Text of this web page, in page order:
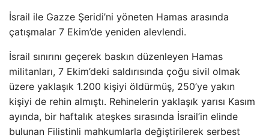
İsrail ile Gazze Şeridi’ni yöneten Hamas arasında
çatışmalar 7 Ekim’de yeniden alevlendi.
İsrail sınırını geçerek baskın düzenleyen Hamas
militanları, 7 Ekim’deki saldırısında çoğu sivil olmak
üzere yaklaşık 1.200 kişiyi öldürmüş, 250’ye yakın
kişiyi de rehin almıştı. Rehinelerin yaklaşık yarısı Kasım
ayında, bir haftalık ateşkes sırasında İsrail’in elinde
bulunan Filistinli mahkumlarla değiştirilerek serbest